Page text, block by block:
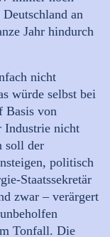
an
Jahr hindurch
nicht
würde selbst bei
Basis von
Industrie nicht
soll der
politisch
Staatssekretär
zwar – verärgert
Tonfall. Die